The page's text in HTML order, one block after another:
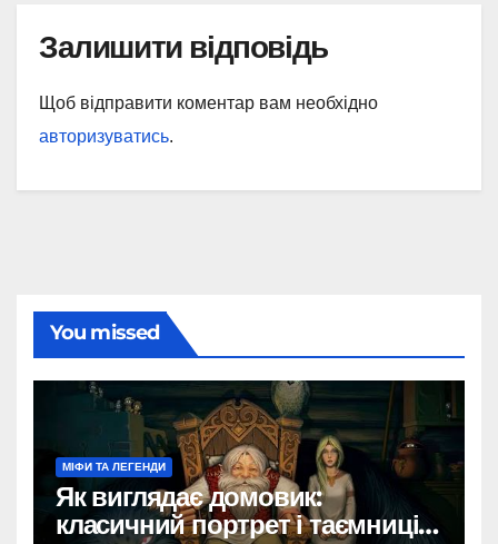
Залишити відповідь
Щоб відправити коментар вам необхідно
авторизуватись.
You missed
МІФИ ТА ЛЕГЕНДИ
Як виглядає домовик:
класичний портрет і таємниці